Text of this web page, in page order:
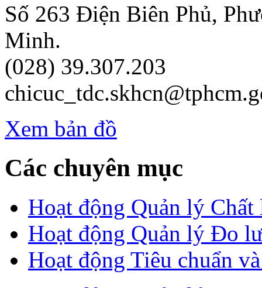
Số 263 Điện Biên Phủ,
Minh.
(028) 39.307.203
Xem bản đồ
Các chuyên mục
Hoạt động Quản lý
Hoạt động Quản lý Đo
Hoạt động Tiêu chuẩn